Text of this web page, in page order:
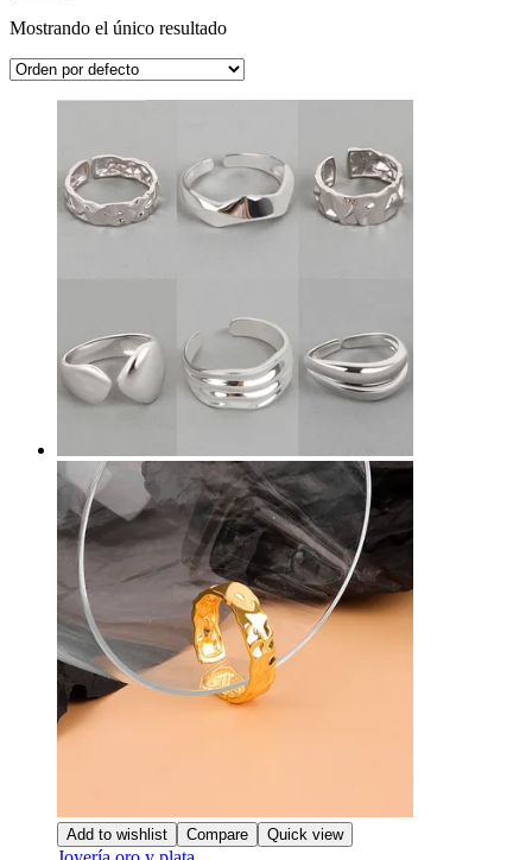
Mostrando el único resultado
Add to wishlist Compare Quick view